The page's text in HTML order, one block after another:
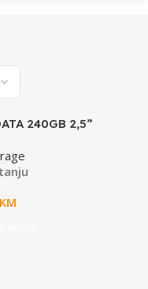
240GB 2,5”
KM